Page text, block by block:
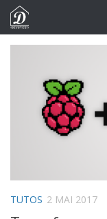
Skip to content
TUTOS 2 MAI 2017